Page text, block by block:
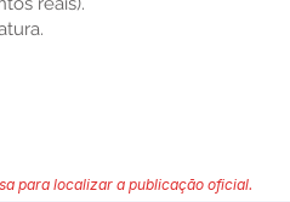
para localizar a publicação oficial.